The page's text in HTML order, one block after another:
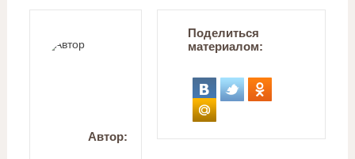
Автор:
Поделиться
материалом: